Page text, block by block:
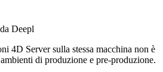
Deepl
4D Server sulla stessa macchina non è
di produzione e pre-produzione.